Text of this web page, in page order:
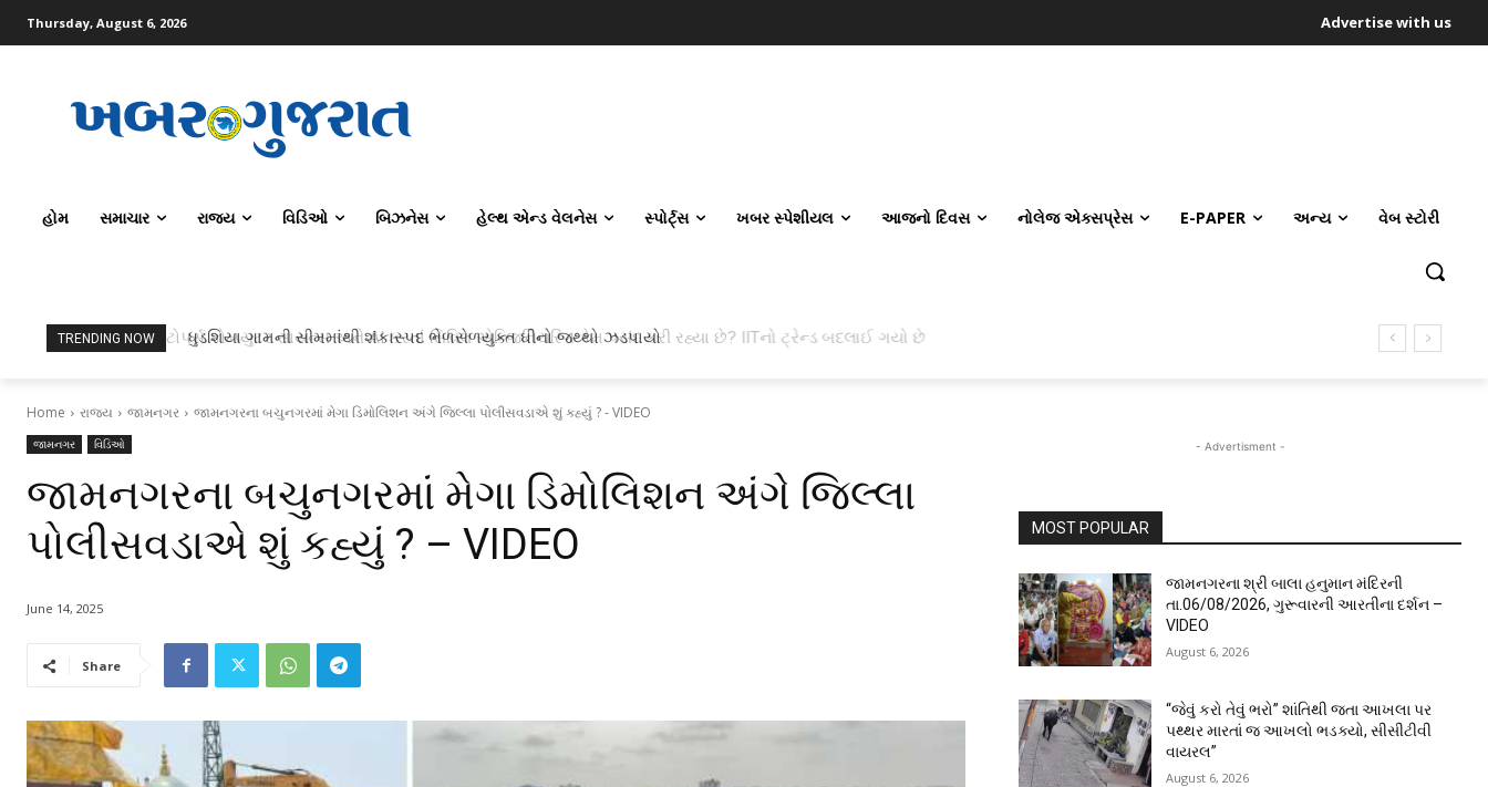
Thursday, August 6, 2026 Advertise with us
હોમ સમાચાર રાજ્ય વિડિઓ બિઝનેસ હેલ્થ એન્ડ વેલનેસ સ્પોર્ટ્સ ખબર સ્પેશીયલ આજનો દિવસ નોલેજ એક્સપ્રેસ E-PAPER અન્ય વેબ સ્ટોરી
TRENDING NOW ધુડશિયા ગામની સીમમાંથી શંકાસ્પદ ભેળસેળયુક્ત ઘીનો જથ્થો ઝડપાયો
Home રાજ્ય જામનગર જામનગરના બચુનગરમાં મેગા ડિમોલિશન અંગે જિલ્લા પોલીસવડાએ શું કહ્યું ? - VIDEO
જામનગર વિડિઓ
જામનગરના બચુનગરમાં મેગા ડિમોલિશન અંગે જિલ્લા
પોલીસવડાએ શું કહ્યું ? – VIDEO
June 14, 2025
Share
- Advertisment -
MOST POPULAR
જામનગરના શ્રી બાલા હનુમાન મંદિરની
તા.06/08/2026, ગુરૂવારની આરતીના દર્શન –
VIDEO
August 6, 2026
“જેવું કરો તેવું ભરો” શાંતિથી જતા આખલા પર
પથ્થર મારતાં જ આખલો ભડક્યો, સીસીટીવી
વાયરલ”
August 6, 2026